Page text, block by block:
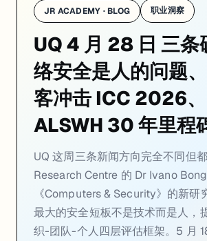
01. UQ Cyber Research
：UQ Cyber Research Centre 的 Dr
UQ Cyber Research Centre 的 Dr Ivano
Bongiovanni 提出一个四层评估框架:行业层（
对走 Cyber Security 和 Information Systems
02. UQ 黑客冲击 ICC 2026:黄
：国际网络安全挑战赛（ICC 2026）5
5 月 18–21 日，第 25 届 AUSCERT 大会和国
JR ACADEMY · BLOG 职业洞察
UQ 4 月 28 日 三条
络安全是人的问题
客冲击 ICC 2026、
ALSWH 30 年里程
UQ 这周三条新闻方向完全不同但
Research Centre 的 Dr Ivano
《Computers & Security》的新研
最大的安全短板不是技术而是人，
织-团队-个人四层评估框架。5 月